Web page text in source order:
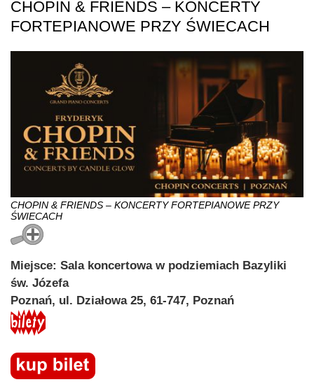
CHOPIN & FRIENDS – KONCERTY
FORTEPIANOWE PRZY ŚWIECACH
CHOPIN & FRIENDS – KONCERTY FORTEPIANOWE PRZY
ŚWIECACH
Miejsce: Sala koncertowa w podziemiach Bazyliki
św. Józefa
Poznań, ul. Działowa 25, 61-747, Poznań